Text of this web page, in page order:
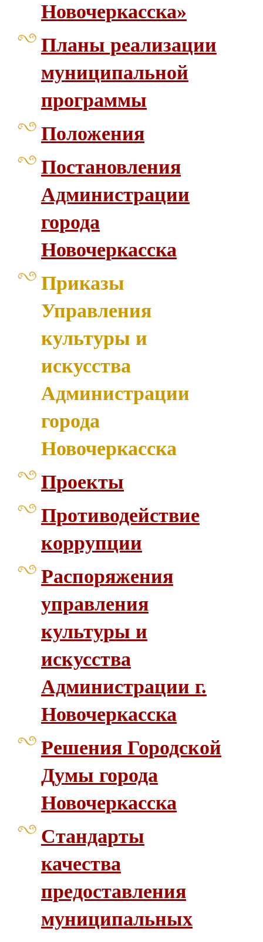
Новочеркасска»
Планы реализации
муниципальной
программы
Положения
Постановления
Администрации
города
Новочеркасска
Приказы
Управления
культуры и
искусства
Администрации
города
Новочеркасска
Проекты
Противодействие
коррупции
Распоряжения
управления
культуры и
искусства
Администрации г.
Новочеркасска
Решения Городской
Думы города
Новочеркасска
Стандарты
качества
предоставления
муниципальных